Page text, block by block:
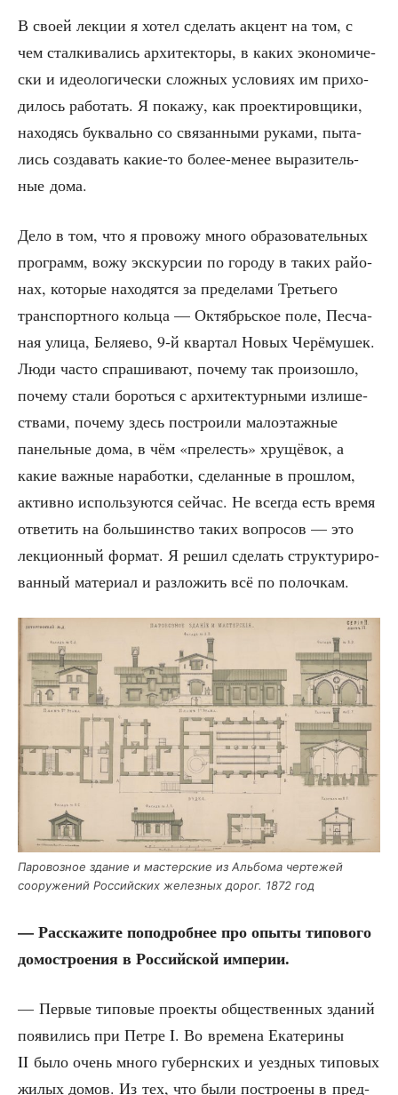
В сво­ей лек­ции я хотел сде­лать акцент на том, с
чем стал­ки­ва­лись архи­тек­то­ры, в каких эко­но­ми­че­
ски и идео­ло­ги­че­ски слож­ных усло­ви­ях им при­хо­
ди­лось рабо­тать. Я пока­жу, как про­ек­ти­ров­щи­ки,
нахо­дясь бук­валь­но со свя­зан­ны­ми рука­ми, пыта­
лись созда­вать какие-то более-менее выра­зи­тель­
ные дома.
Дело в том, что я про­во­жу мно­го обра­зо­ва­тель­ных
про­грамм, вожу экс­кур­сии по горо­ду в таких рай­о­
нах, кото­рые нахо­дят­ся за пре­де­ла­ми Тре­тье­го
транс­порт­но­го коль­ца — Октябрь­ское поле, Пес­ча­
ная ули­ца, Беля­е­во, 9‑й квар­тал Новых Черё­му­шек.
Люди часто спра­ши­ва­ют, поче­му так про­изо­шло,
поче­му ста­ли бороть­ся с архи­тек­тур­ны­ми изли­ше­
ства­ми, поче­му здесь постро­и­ли мало­этаж­ные
панель­ные дома, в чём «пре­лесть» хру­щё­вок, а
какие важ­ные нара­бот­ки, сде­лан­ные в про­шлом,
актив­но исполь­зу­ют­ся сей­час. Не все­гда есть вре­мя
отве­тить на боль­шин­ство таких вопро­сов — это
лек­ци­он­ный фор­мат. Я решил сде­лать струк­ту­ри­ро­
ван­ный мате­ри­ал и раз­ло­жить всё по полочкам.
Паро­воз­ное зда­ние и мастер­ские из Аль­бо­ма чер­те­жей
соору­же­ний Рос­сий­ских желез­ных дорог. 1872 год
— Рас­ска­жи­те попо­дроб­нее про опы­ты типо­во­го
домо­стро­е­ния в Рос­сий­ской империи.
— Пер­вые типо­вые про­ек­ты обще­ствен­ных зда­ний
появи­лись при Пет­ре I. Во вре­ме­на Ека­те­ри­ны
II было очень мно­го губерн­ских и уезд­ных типо­вых
жилых домов. Из тех, что были постро­е­ны в пред­